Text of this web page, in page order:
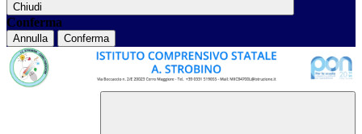
Chiudi
Conferma
Annulla Conferma